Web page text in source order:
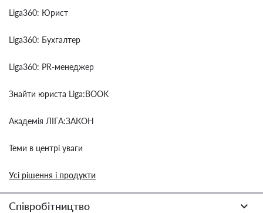
Liga360: Юрист
Liga360: Бухгалтер
Liga360: PR-менеджер
Знайти юриста Liga:BOOK
Академія ЛІГА:ЗАКОН
Теми в центрі уваги
Усі рішення і продукти
Співробітництво